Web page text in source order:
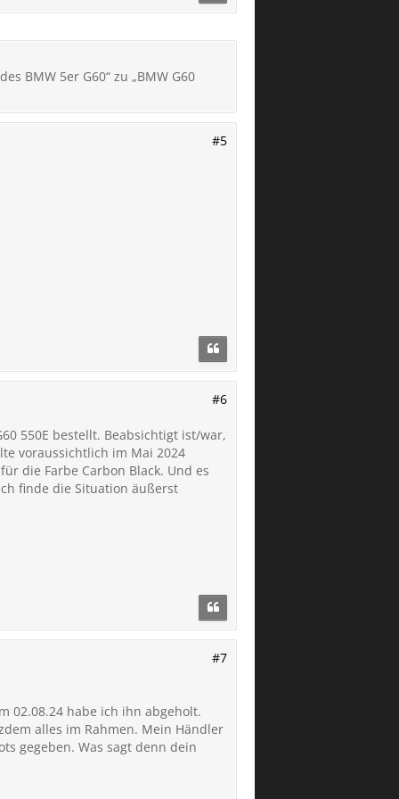
BMW 5er G60“ zu „BMW G60
#5
#6
550E bestellt. Beabsichtigt ist/war,
voraussichtlich im Mai 2024
die Farbe Carbon Black. Und es
finde die Situation äußerst
#7
02.08.24 habe ich ihn abgeholt.
alles im Rahmen. Mein Händler
gegeben. Was sagt denn dein